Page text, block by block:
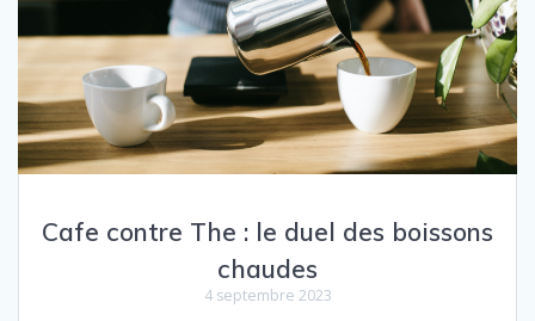
Cafe contre The : le duel des boissons
chaudes
4 septembre 2023